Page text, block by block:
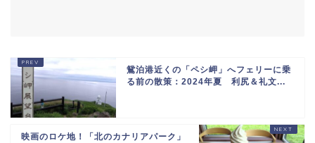
鴛泊港近くの「ペシ岬」へフェリーに乗
る前の散策：2024年夏 利尻＆礼文...
映画のロケ地！「北のカナリアパーク」